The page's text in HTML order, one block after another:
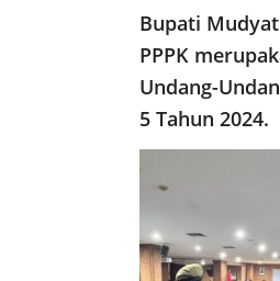
Bupati
PPPK
Undang-
5 Tahun 2024.